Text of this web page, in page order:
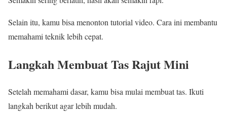
Selain itu, kamu bisa menonton tutorial video. Cara ini membantu
memahami teknik lebih cepat.
Langkah Membuat Tas Rajut Mini
Setelah memahami dasar, kamu bisa mulai membuat tas. Ikuti
langkah berikut agar lebih mudah.